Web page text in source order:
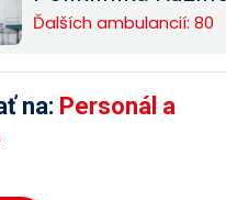
Ďalších ambulancií: 80
na: Personál a